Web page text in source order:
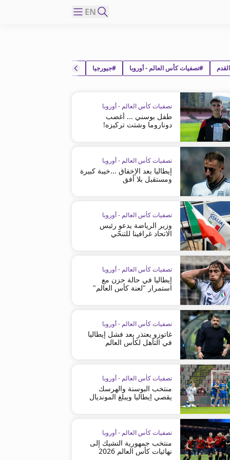
EN
#تصفيات كأس العالم - أوروبا #جيورجيا #إسبانيا
تصفيات كأس العالم - أوروبا
طفل بوسني ... أغضب
دوناروما وشتت تركيزه!
تصفيات كأس العالم - أوروبا
إيطاليا بعد الإخفاق ...خيبة كبيرة
ومستقبل بلا أفق
تصفيات كأس العالم - أوروبا
وزير الرياضة يدعو رئيس
الاتحاد غرافينا للتنحّي
تصفيات كأس العالم - أوروبا
إيطاليا في حالة حزن مع
استمرار "لعنة كأس العالم"
تصفيات كأس العالم - أوروبا
غاتوزو يعتذر بعد فشل إيطاليا
في التأهل لكأس العالم
تصفيات كأس العالم - أوروبا
منتخب البوسنة والهرسك
يقصي إيطاليا ويبلغ المونديال
تصفيات كأس العالم - أوروبا
منتخب جمهورية التشيك إلى
نهائيات كأس العالم 2026